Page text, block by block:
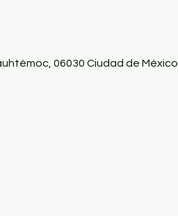
06030 Ciudad de México,